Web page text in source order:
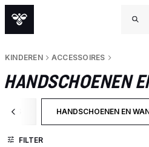
KINDEREN ACCESSOIRES
HANDSCHOENEN
ACCESSOIRES
HANDSCHOENEN EN
FILTER